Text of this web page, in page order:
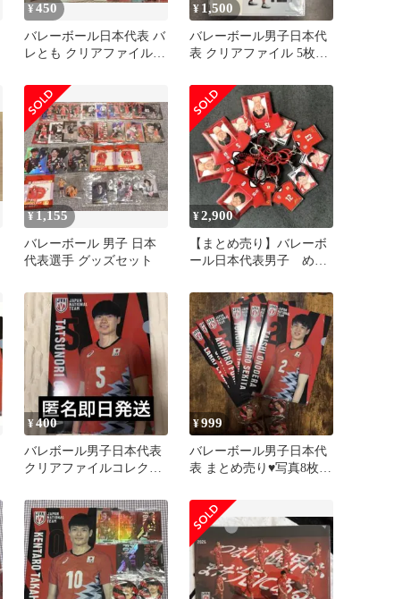
¥450
バレーボール日本代表 バ
レとも クリアファイル 2
¥ 1,500
バレーボール男子日本代
表 クリアファイル 5枚セ
¥1,155
バレーボール 男子 日本
代表選手 グッズセット
¥2,900
【まとめ売り】バレーボ
ール日本代表男子 めじ
¥400
バレボール男子日本代表
クリアファイルコレクシ
¥999
バレーボール男子日本代
表 まとめ売り♥写真8枚あ